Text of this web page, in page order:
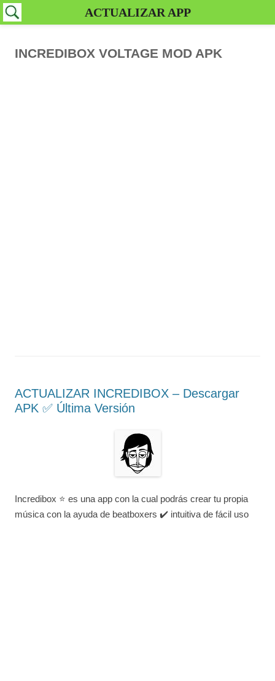
INCREDIBOX VOLTAGE MOD APK
ACTUALIZAR INCREDIBOX – Descargar
APK ✅️ Última Versión
Incredibox ⭐ es una app con la cual podrás crear tu propia
música con la ayuda de beatboxers ✔️ intuitiva de fácil uso
ACTUALIZAR APP